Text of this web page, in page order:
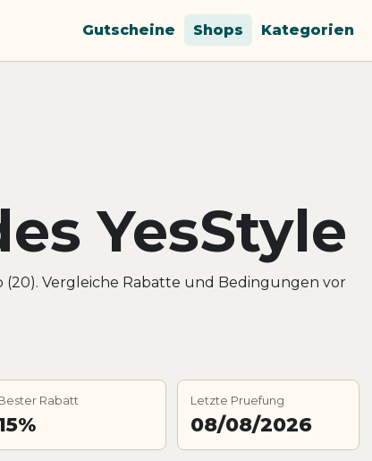
Gutscheine Shops Kategorien
YesStyle
(20). Vergleiche Rabatte und Bedingungen vor
Rabatt Letzte Pruefung
08/08/2026